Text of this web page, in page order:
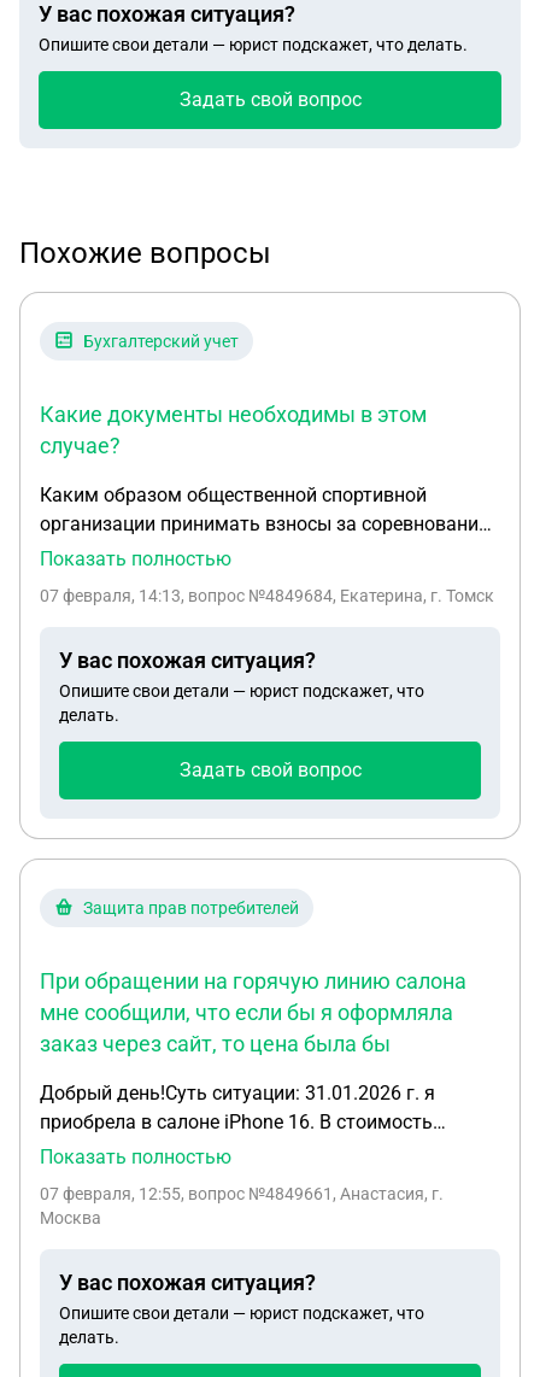
У вас похожая ситуация?
Опишите свои детали — юрист подскажет, что делать.
Задать свой вопрос
Похожие вопросы
Бухгалтерский учет
Какие документы необходимы в этом
случае?
Каким образом общественной спортивной
организации принимать взносы за соревнования
от юридических и физических лиц? Часто такие
Какие документы необходимы в этом случае? В
несовершеннолетние не должны оплачивать
участие.
Показать полностью
07 февраля, 14:13, вопрос №4849684, Екатерина, г. Томск
У вас похожая ситуация?
Опишите свои детали — юрист подскажет, что
делать.
Задать свой вопрос
Защита прав потребителей
При обращении на горячую линию салона
мне сообщили, что если бы я оформляла
заказ через сайт, то цена была бы
Добрый день!Суть ситуации: 31.01.2026 г. я
приобрела в салоне iPhone 16. В стоимость
покупки была включена «Комплексная защита 4
эту услугу, утверждая, что без неё цена телефона
заказ через сайт, то цена была бы
фиксированная, а поскольку я пришла напрямую
в магазин, то без услуги «Комплексная защита»
Показать полностью
07 февраля, 12:55, вопрос №4849661, Анастасия, г.
Москва
У вас похожая ситуация?
Опишите свои детали — юрист подскажет, что
делать.